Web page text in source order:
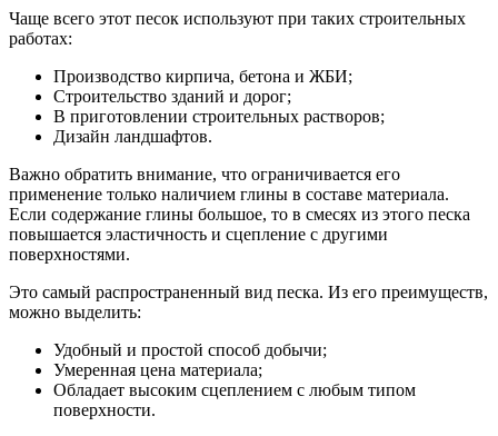
Чаще всего этот песок используют при таких строительных
работах:
Производство кирпича, бетона и ЖБИ;
Строительство зданий и дорог;
В приготовлении строительных растворов;
Дизайн ландшафтов.
Важно обратить внимание, что ограничивается его
применение только наличием глины в составе материала.
Если содержание глины большое, то в смесях из этого песка
повышается эластичность и сцепление с другими
поверхностями.
Это самый распространенный вид песка. Из его преимуществ,
можно выделить:
Удобный и простой способ добычи;
Умеренная цена материала;
Обладает высоким сцеплением с любым типом
поверхности.